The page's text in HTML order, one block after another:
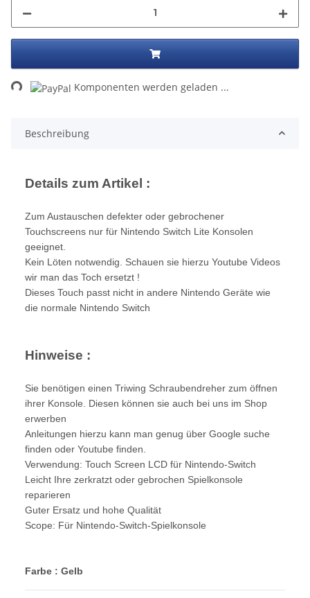
Loading... Komponenten werden geladen ...
Beschreibung
Details zum Artikel :
Zum Austauschen defekter oder gebrochener
Touchscreens nur für Nintendo Switch Lite Konsolen
geeignet.
Kein Löten notwendig. Schauen sie hierzu Youtube Videos
wir man das Toch ersetzt !
Dieses Touch passt nicht in andere Nintendo Geräte wie
die normale Nintendo Switch
Hinweise :
Sie benötigen einen Triwing Schraubendreher zum öffnen
ihrer Konsole. Diesen können sie auch bei uns im Shop
erwerben
Anleitungen hierzu kann man genug über Google suche
finden oder Youtube finden.
Verwendung: Touch Screen LCD für Nintendo-Switch
Leicht Ihre zerkratzt oder gebrochen Spielkonsole
reparieren
Guter Ersatz und hohe Qualität
Scope: Für Nintendo-Switch-Spielkonsole
Farbe : Gelb